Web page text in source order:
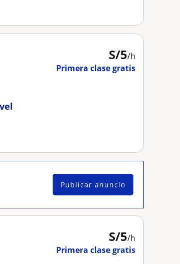
S/5/h
Primera clase gratis
Publicar anuncio
S/5/h
Primera clase gratis